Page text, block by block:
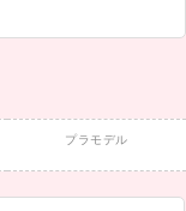
プラモデル